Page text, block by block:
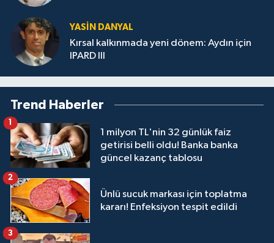
YASIN DANYAL
Kırsal kalkınmada yeni dönem: Aydın için
IPARD III
Trend Haberler
1 milyon TL'nin 32 günlük faiz
getirisi belli oldu! Banka banka
güncel kazanç tablosu
1
Ünlü sucuk markası için toplatma
kararı! Enfeksiyon tespit edildi
2
3